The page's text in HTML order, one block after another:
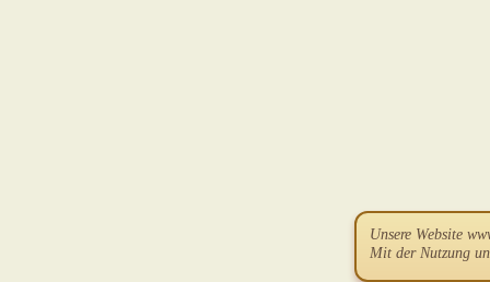
Unsere Website
Mit der Nutzung